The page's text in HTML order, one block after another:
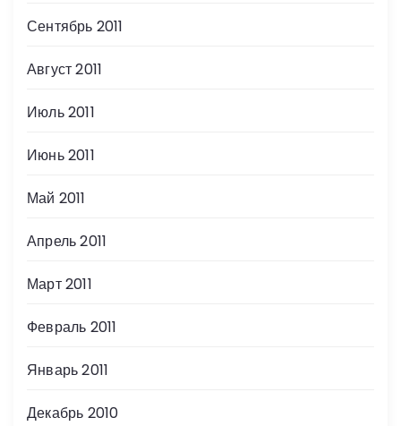
Сентябрь 2011
Август 2011
Июль 2011
Июнь 2011
Май 2011
Апрель 2011
Март 2011
Февраль 2011
Январь 2011
Декабрь 2010